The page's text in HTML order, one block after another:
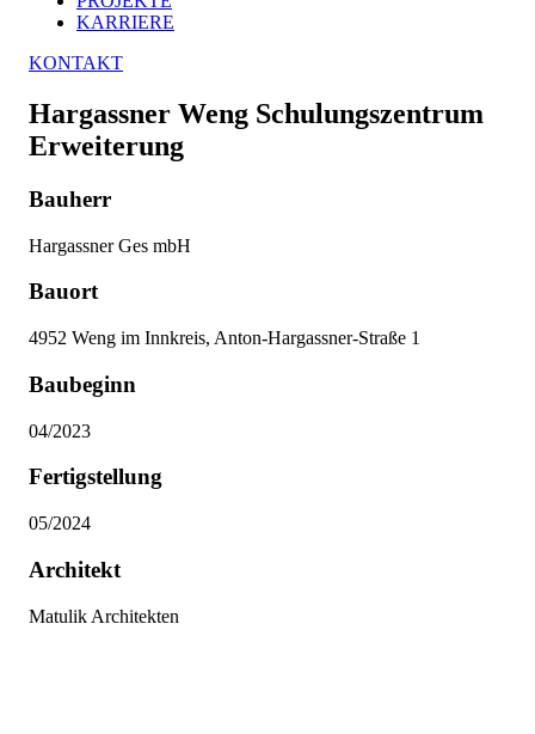
KARRIERE
KONTAKT
Hargassner Weng Schulungszentrum
Erweiterung
Bauherr
Hargassner Ges mbH
Bauort
4952 Weng im Innkreis, Anton-Hargassner-Straße 1
Baubeginn
04/2023
Fertigstellung
05/2024
Architekt
Matulik Architekten